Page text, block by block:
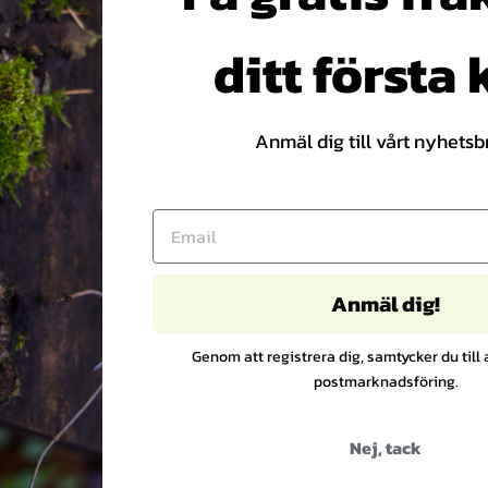
5
u
v
ä
o
r
igenom! Ganska snabb leverans.
att ge ett betyg utan att skriva en recension. Därav kommer
FÅR VI FÖRESLÅ
VÅRA REKOMMENDATIONER
ditt första
Anmäl dig till vårt
Anmäl dig!
Genom att registrera dig, samtycker du till
postmarknadsföring.
Nej, tack